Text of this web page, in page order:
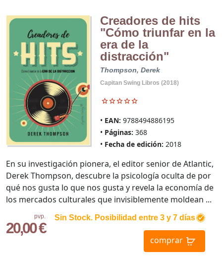
Creadores de hits
"Cómo triunfar en la
era de la
distracción"
Thompson, Derek
Capitan Swing Libros (2018)
EAN: 9788494886195
Páginas: 368
Fecha de edición: 2018
pvp.
20,00 €
Sin Stock. Posibilidad entre 3 y 7 días
comprar
En su investigación pionera, el editor senior de Atlantic,
Derek Thompson, descubre la psicología oculta de por
qué nos gusta lo que nos gusta y revela la economía de
los mercados culturales que invisiblemente moldean ...